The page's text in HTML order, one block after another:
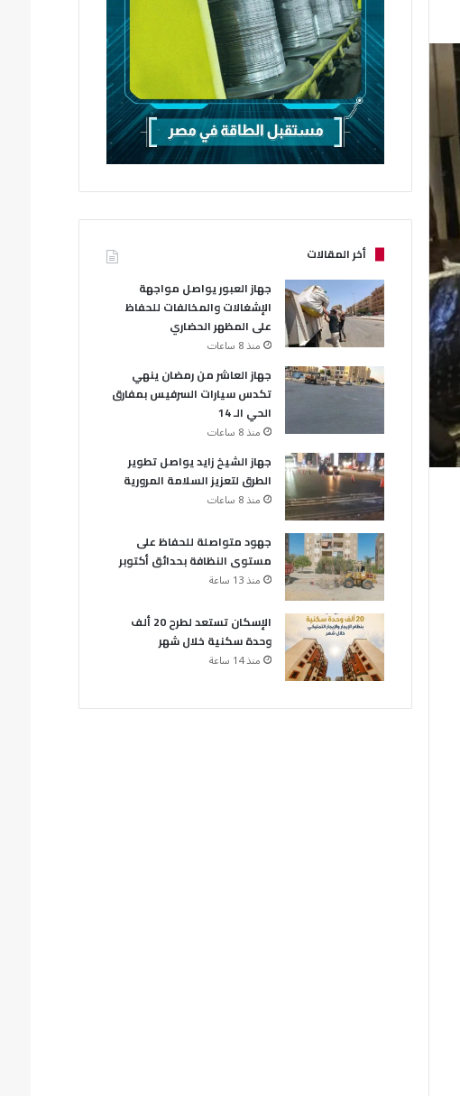
أخر المقالات
جهاز العبور يواصل مواجهة
الإشغالات والمخالفات للحفاظ
على المظهر الحضاري
منذ 8 ساعات
جهاز العاشر من رمضان ينهي
تكدس سيارات السرفيس بمفارق
الحي الـ 14
منذ 8 ساعات
جهاز الشيخ زايد يواصل تطوير
الطرق لتعزيز السلامة المرورية
منذ 8 ساعات
جهود متواصلة للحفاظ على
مستوى النظافة بحدائق أكتوبر
منذ 13 ساعة
الإسكان تستعد لطرح 20 ألف
وحدة سكنية خلال شهر
منذ 14 ساعة